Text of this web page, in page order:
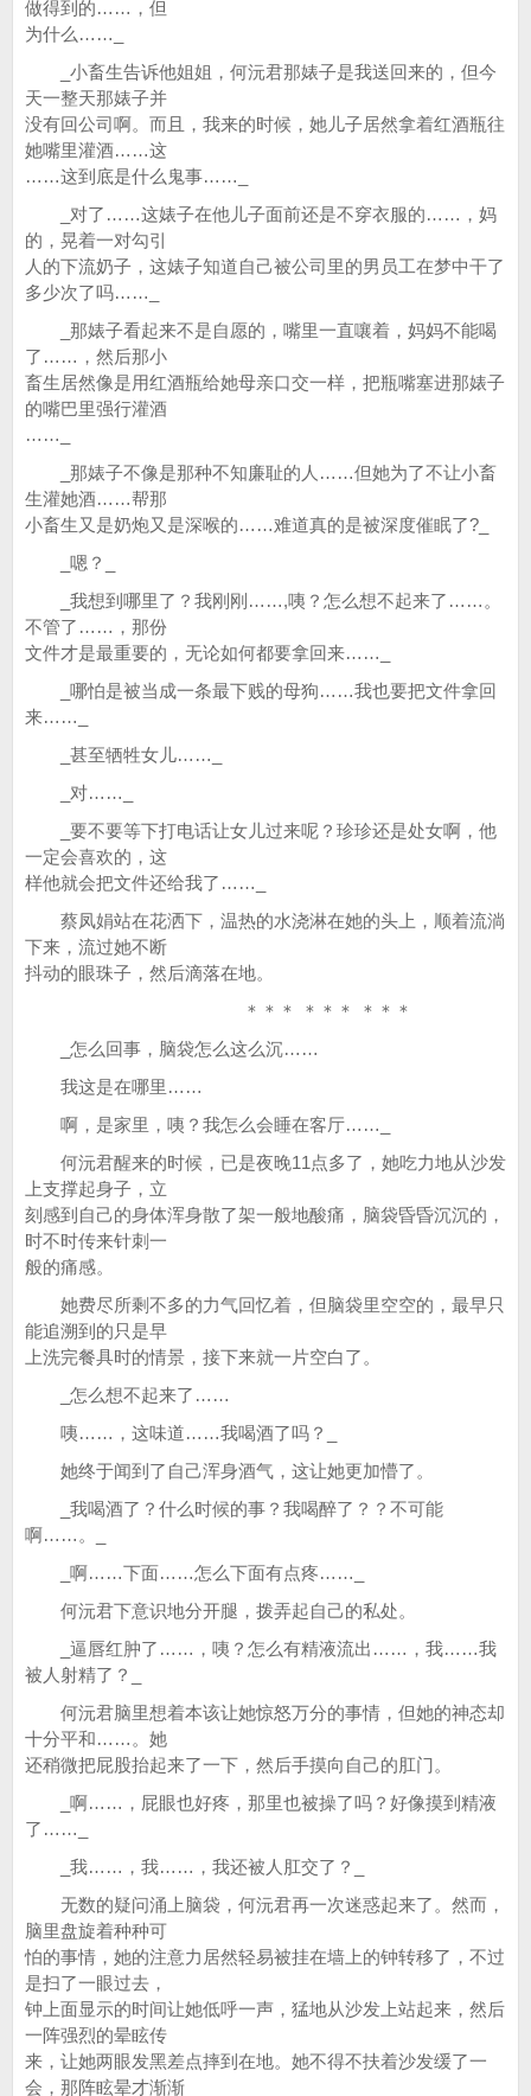
做得到的……，但
为什么……_
_小畜生告诉他姐姐，何沅君那婊子是我送回来的，但今
天一整天那婊子并
没有回公司啊。而且，我来的时候，她儿子居然拿着红酒瓶往
她嘴里灌酒……这
……这到底是什么鬼事……_
_对了……这婊子在他儿子面前还是不穿衣服的……，妈
的，晃着一对勾引
人的下流奶子，这婊子知道自己被公司里的男员工在梦中干了
多少次了吗……_
_那婊子看起来不是自愿的，嘴里一直嚷着，妈妈不能喝
了……，然后那小
畜生居然像是用红酒瓶给她母亲口交一样，把瓶嘴塞进那婊子
的嘴巴里强行灌酒
……_
_那婊子不像是那种不知廉耻的人……但她为了不让小畜
生灌她酒……帮那
小畜生又是奶炮又是深喉的……难道真的是被深度催眠了?_
_嗯？_
_我想到哪里了？我刚刚……,咦？怎么想不起来了……。
不管了……，那份
文件才是最重要的，无论如何都要拿回来……_
_哪怕是被当成一条最下贱的母狗……我也要把文件拿回
来……_
_甚至牺牲女儿……_
_对……_
_要不要等下打电话让女儿过来呢？珍珍还是处女啊，他
一定会喜欢的，这
样他就会把文件还给我了……_
蔡凤娟站在花洒下，温热的水浇淋在她的头上，顺着流淌
下来，流过她不断
抖动的眼珠子，然后滴落在地。
＊＊＊ ＊＊＊ ＊＊＊
_怎么回事，脑袋怎么这么沉……
我这是在哪里……
啊，是家里，咦？我怎么会睡在客厅……_
何沅君醒来的时候，已是夜晚11点多了，她吃力地从沙发
上支撑起身子，立
刻感到自己的身体浑身散了架一般地酸痛，脑袋昏昏沉沉的，
时不时传来针刺一
般的痛感。
她费尽所剩不多的力气回忆着，但脑袋里空空的，最早只
能追溯到的只是早
上洗完餐具时的情景，接下来就一片空白了。
_怎么想不起来了……
咦……，这味道……我喝酒了吗？_
她终于闻到了自己浑身酒气，这让她更加懵了。
_我喝酒了？什么时候的事？我喝醉了？？不可能
啊……。_
_啊……下面……怎么下面有点疼……_
何沅君下意识地分开腿，拨弄起自己的私处。
_逼唇红肿了……，咦？怎么有精液流出……，我……我
被人射精了？_
何沅君脑里想着本该让她惊怒万分的事情，但她的神态却
十分平和……。她
还稍微把屁股抬起来了一下，然后手摸向自己的肛门。
_啊……，屁眼也好疼，那里也被操了吗？好像摸到精液
了……_
_我……，我……，我还被人肛交了？_
无数的疑问涌上脑袋，何沅君再一次迷惑起来了。然而，
脑里盘旋着种种可
怕的事情，她的注意力居然轻易被挂在墙上的钟转移了，不过
是扫了一眼过去，
钟上面显示的时间让她低呼一声，猛地从沙发上站起来，然后
一阵强烈的晕眩传
来，让她两眼发黑差点摔到在地。她不得不扶着沙发缓了一
会，那阵眩晕才渐渐